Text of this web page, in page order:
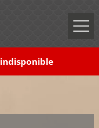
indisponible